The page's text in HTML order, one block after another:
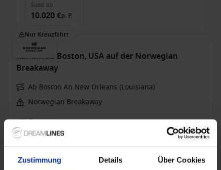
Zustimmung Details Über Cookies
Suite ab
10.020 €p. P.
Nur Kreuzfahrt
Karibik ab Boston, USA auf der Norwegian
Breakaway
Ab Boston An New Orleans (Louisiana)
Norwegian Breakaway
Vollpension
Bis zu 399 € Bordguthaben
8 Nov. 2026 Nächte Keine alternativen